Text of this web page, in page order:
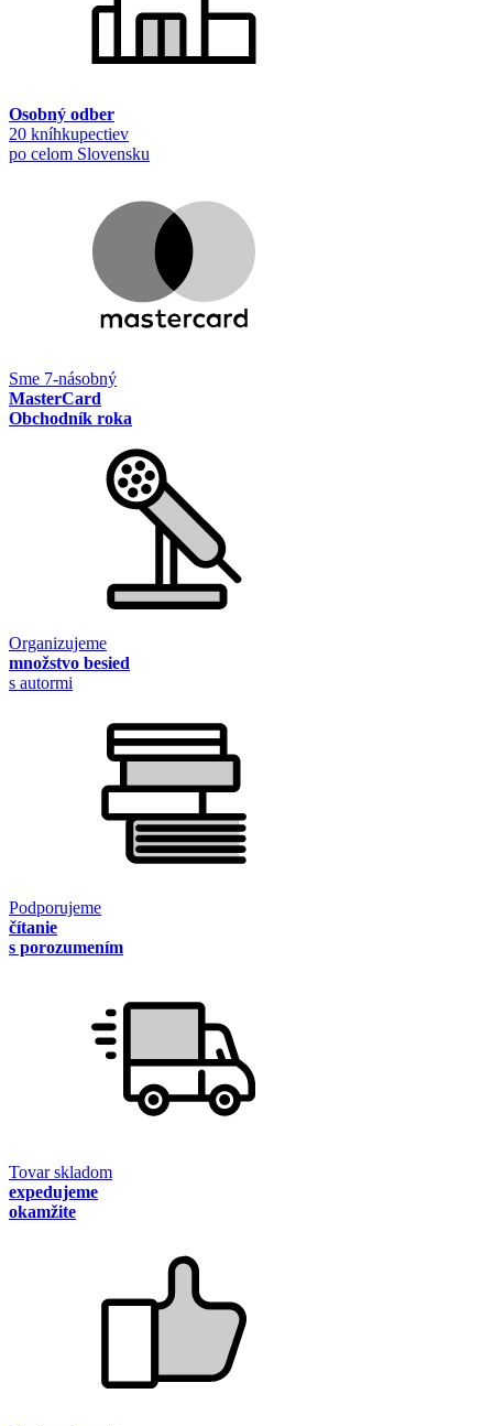
Osobný odber
20 kníhkupectiev
po celom Slovensku
Sme 7-násobný
MasterCard
Obchodník roka
Organizujeme
množstvo besied
s autormi
Podporujeme
čítanie
s porozumením
Tovar skladom
expedujeme
okamžite